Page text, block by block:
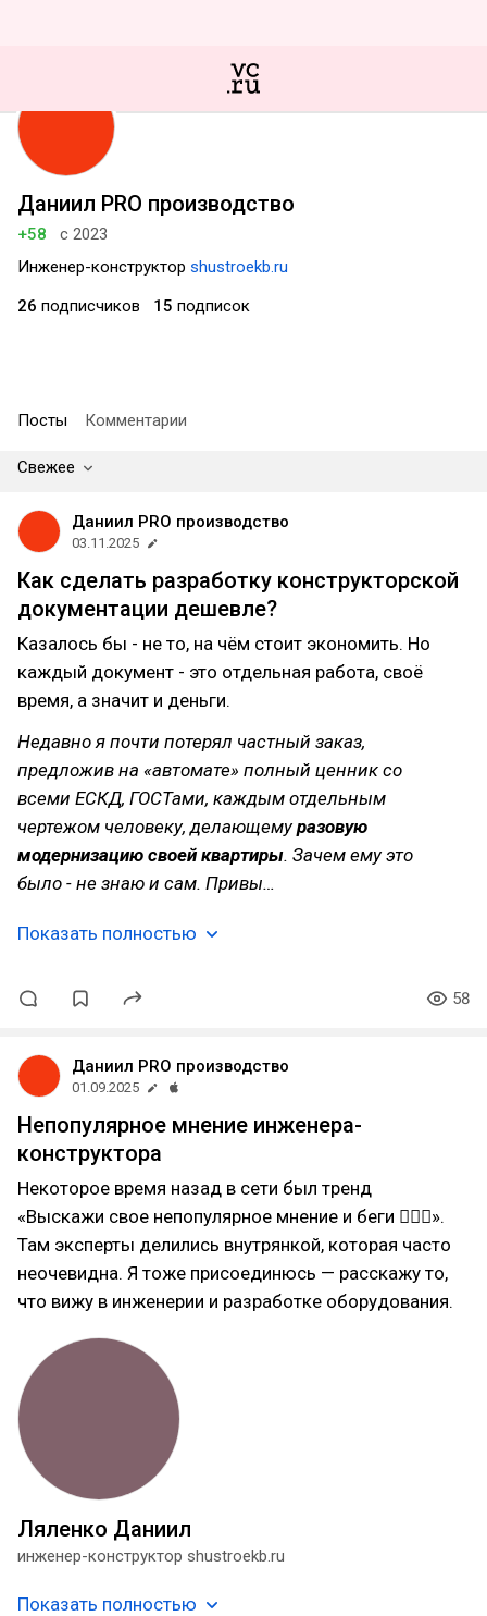
Даниил PRO производство
+58
с 2023
Инженер-конструктор shustroekb.ru
26 подписчиков 15 подписок
Посты Комментарии
Свежее
Даниил PRO производство
03.11.2025
Как сделать разработку конструкторской
документации дешевле?
Казалось бы - не то, на чём стоит экономить. Но
каждый документ - это отдельная работа, своё
время, а значит и деньги.
Недавно я почти потерял частный заказ,
предложив на «автомате» полный ценник со
всеми ЕСКД, ГОСТами, каждым отдельным
чертежом человеку, делающемуразовую
модернизацию своей квартиры. Зачем ему это
было - не знаю и сам. Привы…
Показать полностью
58
Даниил PRO производство
01.09.2025
Непопулярное мнение инженера-
конструктора
Некоторое время назад в сети был тренд
«Выскажи свое непопулярное мнение и беги 🏃🏼‍♂».
Там эксперты делились внутрянкой, которая часто
неочевидна. Я тоже присоединюсь — расскажу то,
что вижу в инженерии и разработке оборудования.
Ляленко Даниил
инженер-конструктор shustroekb.ru
Показать полностью